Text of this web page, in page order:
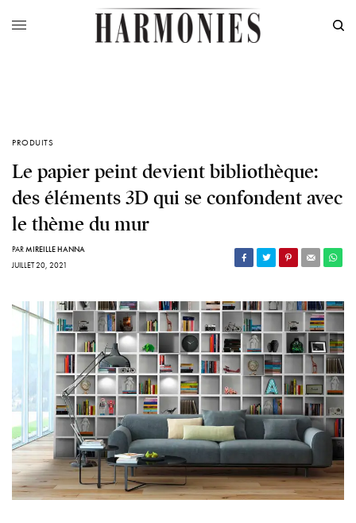
PRODUITS
Le papier peint devient bibliothèque:
des éléments 3D qui se confondent avec
le thème du mur
PARMIREILLE HANNA
JUILLET 20, 2021